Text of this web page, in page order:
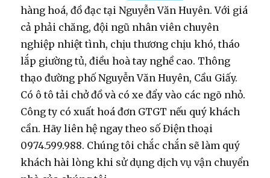
hàng hoá, đồ đạc tại Nguyễn Văn Huyên. Với giá
cả phải chăng, đội ngũ nhân viên chuyên
nghiệp nhiệt tình, chịu thương chịu khó, tháo
lắp giường tủ, điều hoà tay nghề cao. Thông
thạo đường phố Nguyễn Văn Huyên, Cầu Giấy.
Có ô tô tải chở đồ và có xe đẩy vào các ngõ nhỏ.
Công ty có xuất hoá đơn GTGT nếu quý khách
cần. Hãy liên hệ ngay theo số Điện thoại
0974.599.988. Chúng tôi chắc chắn sẽ làm quý
khách hài lòng khi sử dụng dịch vụ vận chuyển